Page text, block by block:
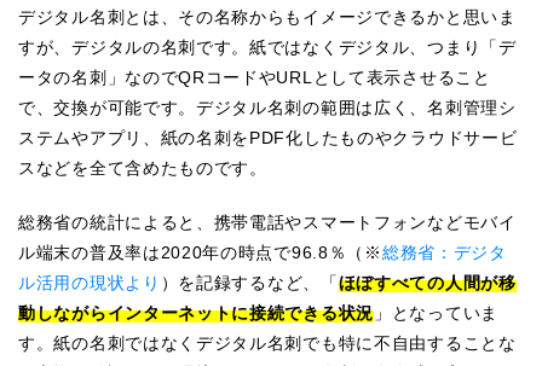
デジタル名刺とは、その名称からもイメージできるかと思いま
すが、デジタルの名刺です。紙ではなくデジタル、つまり「デ
ータの名刺」なのでQRコードやURLとして表示させること
で、交換が可能です。デジタル名刺の範囲は広く、名刺管理シ
ステムやアプリ、紙の名刺をPDF化したものやクラウドサービ
スなどを全て含めたものです。
総務省の統計によると、携帯電話やスマートフォンなどモバイ
ル端末の普及率は2020年の時点で96.8％（※総務省：デジタ
ル活用の現状より ）を記録するなど、「ほぼすべての人間が移
動しながらインターネットに接続できる状況 」となっていま
す。紙の名刺ではなくデジタル名刺でも特に不自由することな